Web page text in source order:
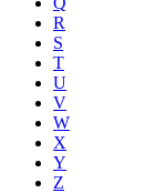
R
S
T
U
V
W
X
Y
Z